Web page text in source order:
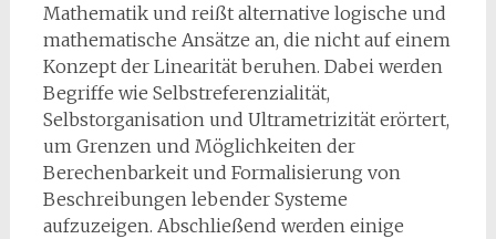
Mathematik und reißt alternative logische und
mathematische Ansätze an, die nicht auf einem
Konzept der Linearität beruhen. Dabei werden
Begriffe wie Selbstreferenzialität,
Selbstorganisation und Ultrametrizität erörtert,
um Grenzen und Möglichkeiten der
Berechenbarkeit und Formalisierung von
Beschreibungen lebender Systeme
aufzuzeigen. Abschließend werden einige